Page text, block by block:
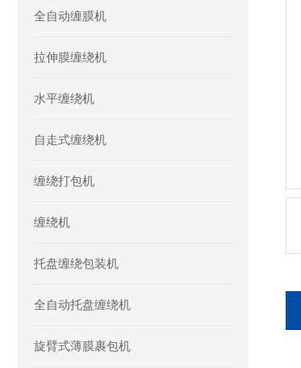
全自动缠膜机
拉伸膜缠绕机
水平缠绕机
自走式缠绕机
缠绕打包机
缠绕机
托盘缠绕包装机
全自动托盘缠绕机
旋臂式薄膜裹包机